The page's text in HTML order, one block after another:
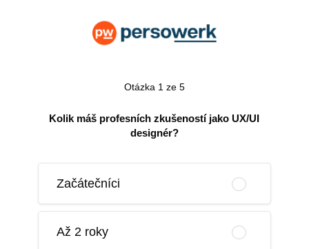
Otázka 1 ze 5
Kolik máš profesních zkušeností jako UX/UI
designér?
Začátečníci
Až 2 roky